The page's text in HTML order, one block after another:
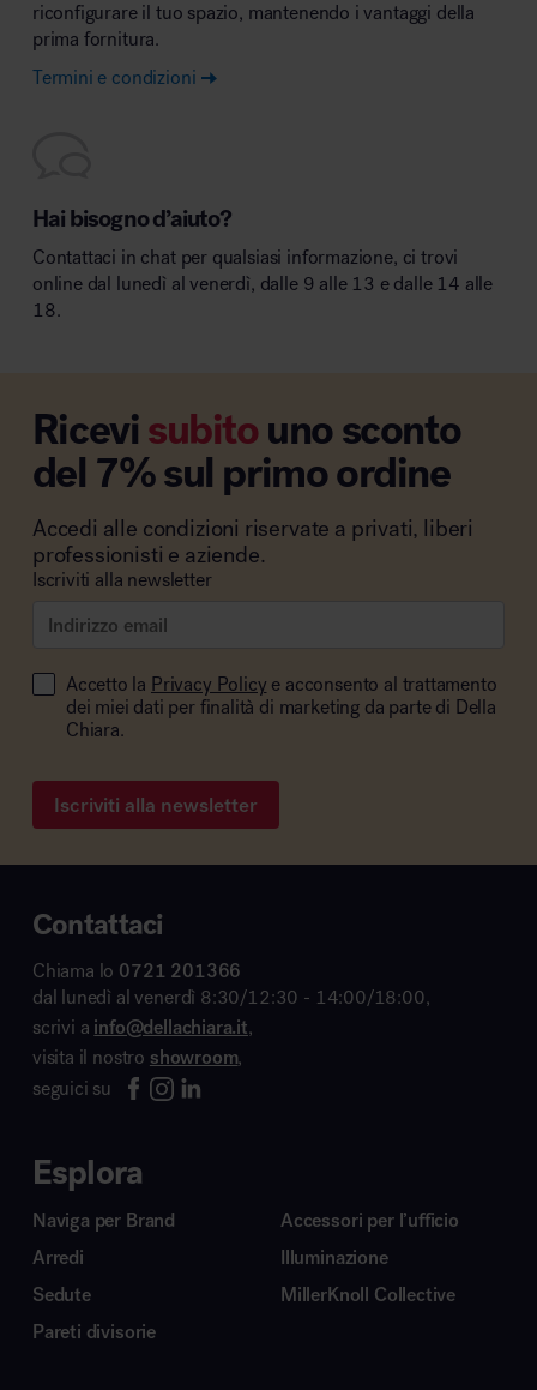
riconfigurare il tuo spazio, mantenendo i vantaggi della
prima fornitura.
Termini e condizioni
Hai bisogno d’aiuto?
Contattaci in chat per qualsiasi informazione, ci trovi
online dal lunedì al venerdì, dalle 9 alle 13 e dalle 14 alle
18.
Ricevisubitouno sconto
del 7% sul primo ordine
Accedi alle condizioni riservate a privati, liberi
professionisti e aziende.
Iscriviti alla newsletter
Accetto la Privacy Policy e acconsento al trattamento
dei miei dati per finalità di marketing da parte di Della
Chiara.
Iscriviti alla newsletter
Contattaci
Chiama lo 0721 201366
dal lunedì al venerdì 8:30/12:30 - 14:00/18:00,
scrivi a info@dellachiara.it,
visita il nostro showroom,
seguici su
Esplora
Naviga per Brand
Arredi
Sedute
Pareti divisorie
Accessori per l’ufficio
Illuminazione
MillerKnoll Collective